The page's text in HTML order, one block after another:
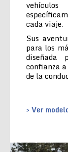
cada viaje.
Sus
para los
diseñada
confianza
de la
> Ver